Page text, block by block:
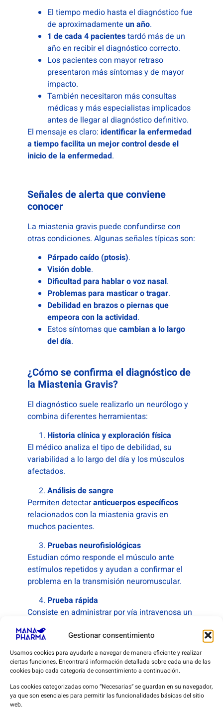
Gestionar consentimiento
Usamos cookies para ayudarle a navegar de manera eficiente y realizar
ciertas funciones. Encontrará información detallada sobre cada una de las
cookies bajo cada categoría de consentimiento a continuación.
Las cookies categorizadas como “Necesarias” se guardan en su navegador,
ya que son esenciales para permitir las funcionalidades básicas del sitio
web.
El tiempo medio hasta el diagnóstico fue
de aproximadamente un año.
1 de cada 4 pacientestardó más de un
año en recibir el diagnóstico correcto.
Los pacientes con mayor retraso
presentaron más síntomas y de mayor
impacto.
También necesitaron más consultas
médicas y más especialistas implicados
antes de llegar al diagnóstico definitivo.
El mensaje es claro: identificar la enfermedad
a tiempo facilita un mejor control desde el
inicio de la enfermedad.
Señales de alerta que conviene
conocer
La miastenia gravis puede confundirse con
otras condiciones. Algunas señales típicas son:
Párpado caído (ptosis).
Visión doble.
Dificultad para hablar o voz nasal.
Problemas para masticar o tragar.
Debilidad en brazos o piernas que
empeora con la actividad.
Estos síntomas que cambian a lo largo
del día.
¿Cómo se confirma el diagnóstico de
la Miastenia Gravis?
El diagnóstico suele realizarlo un neurólogo y
combina diferentes herramientas:
Historia clínica y exploración física
El médico analiza el tipo de debilidad, su
variabilidad a lo largo del día y los músculos
afectados.
Análisis de sangre
Permiten detectaranticuerpos específicos
relacionados con la miastenia gravis en
muchos pacientes.
Pruebas neurofisiológicas
Estudian cómo responde el músculo ante
estímulos repetidos y ayudan a confirmar el
problema en la transmisión neuromuscular.
Prueba rápida
Consiste en administrar por vía intravenosa un
medicamento de acción rápida que mejora
temporalmente la comunicación entre el nervio
y el músculo.
En personas con miastenia gravis puede
observarse unamejoría breve y clara de la
fuerza, por ejemplo, elevación del párpado
caído o mejoría de la voz, lo que apoya el